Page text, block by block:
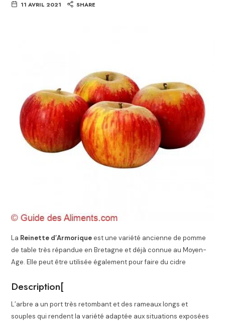
11 AVRIL 2021 SHARE
La Reinette d’Armoriqueest une variété ancienne de pomme
de table très répandue en Bretagne et déjà connue au Moyen-
Age. Elle peut être utilisée également pour faire du cidre
Description[
L’arbre a un port très retombant et des rameaux longs et
souples qui rendent la variété adaptée aux situations exposées